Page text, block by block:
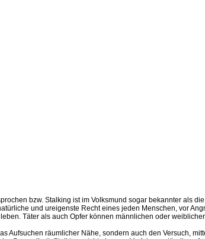
bzw. Stalking ist im Volksmund sogar bekannter als
und ureigenste Recht eines jeden Menschen, vor
Täter als auch Opfer können männlichen oder
Aufsuchen räumlicher Nähe, sondern auch den Versuch,